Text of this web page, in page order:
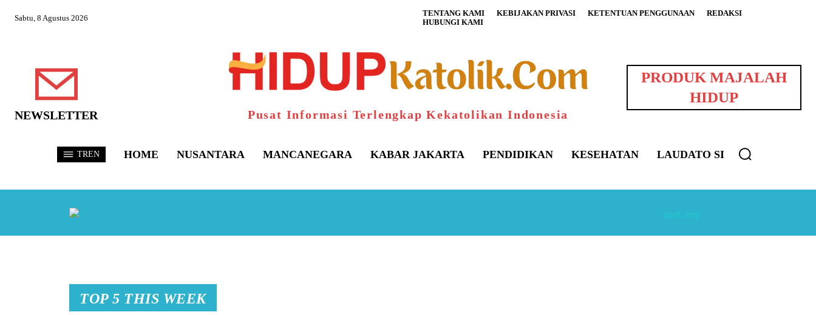
Sabtu, 8 Agustus 2026 TENTANG KAMI KEBIJAKAN PRIVASI KETENTUAN PENGGUNAAN
REDAKSI
HUBUNGI KAMI
NEWSLETTER Pusat Informasi Terlengkap Kekatolikan Indonesia
PRODUK MAJALAH
HIDUP
TREN HOME NUSANTARA MANCANEGARA KABAR JAKARTA PENDIDIKAN KESEHATAN LAUDATO SI
TOP 5 THIS WEEK